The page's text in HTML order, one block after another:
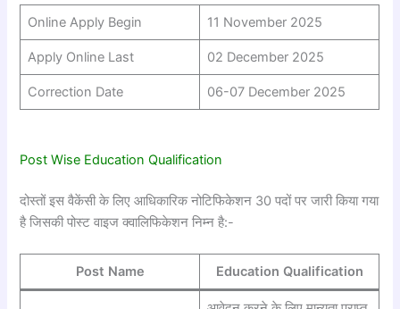
Online Apply Begin 11 November 2025
Apply Online Last 02 December 2025
Correction Date 06-07 December 2025
Post Wise Education Qualification
दोस्तों इस वैकेंसी के लिए आधिकारिक नोटिफिकेशन 30 पदों पर जारी किया गया
है जिसकी पोस्ट वाइज क्वालिफिकेशन निम्न है:-
Post Name Education Qualification